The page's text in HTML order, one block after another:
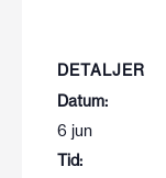
DETALJER
Datum:
6 jun
Tid: